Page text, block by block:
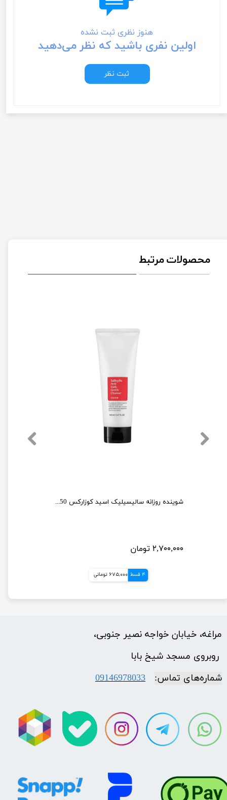
هنوز نظری ثبت نشده
اولین نفری باشید که نظر می‌دهید
ثبت نظر
محصولات مرتبط
شوینده روزانه سالیسیلیک اسید کوزارکس 150 میل
۲,۷۰۰,۰۰۰ تومان
4 قسط 675,000 تومانی
مراغه، خیابان خواجه نصیر جنوبی،
​​​​​​​ روبروی مسجد شیخ بابا
شماره‌‌های تماس:
09146978033